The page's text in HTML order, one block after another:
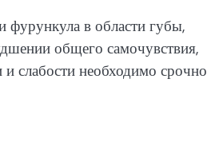
фурункула в области губы,
общего самочувствия,
слабости необходимо срочно